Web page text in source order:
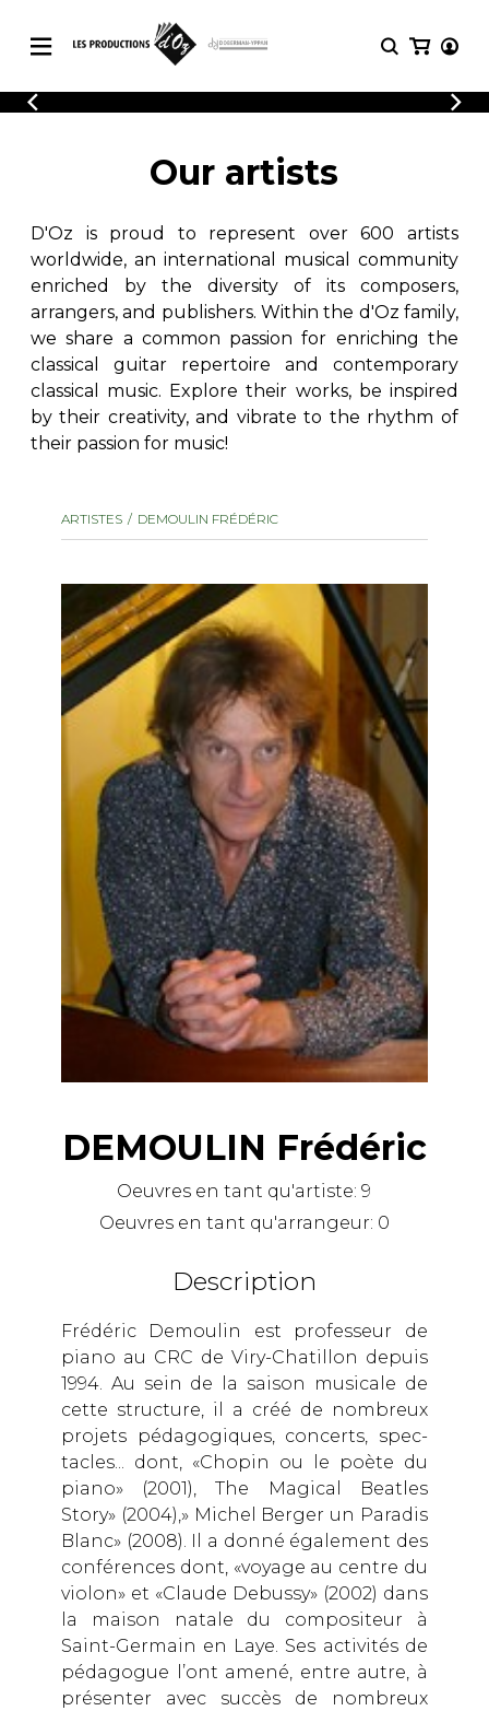
CATALOGUE
Explore our sheet music catalog, rich in
original works and quality arrangements.
SHEET MUSIC FOR GUITAR
SHEET MUSIC FOR OTHER
INSTRUMENTS
SHEET MUSIC FOR ENSEMBLE
OTHER PRODUCTS
LOGIN
REGISTER
Explore our sheet music catalog, rich
in original works and quality
arrangements.
Methods
Solo Guitar
2 Guitars
3 Guitars
4 Guitars
5 Guitars and More
Guitar Ensemble
Guitar Orchestra
with Guitar
Our artists
D'Oz is proud to represent over 600 artists
worldwide, an international musical community
enriched by the diversity of its composers,
arrangers, and publishers. Within the d'Oz family,
we share a common passion for enriching the
classical guitar repertoire and contemporary
classical music. Explore their works, be inspired
by their creativity, and vibrate to the rhythm of
their passion for music!
ARTISTES DEMOULIN FRÉDÉRIC
DEMOULIN Frédéric
Oeuvres en tant qu'artiste:9
Oeuvres en tant qu'arrangeur: 0
Description
Frédéric Demoulin est professeur de
piano au CRC de Viry-Chatillon depuis
1994. Au sein de la saison musicale de
cette structure, il a créé de nombreux
projets pédagogiques, concerts, spec-
tacles... dont, «Chopin ou le poète du
piano» (2001), The Magical Beatles
Story» (2004),» Michel Berger un Paradis
Blanc» (2008). Il a donné également des
conférences dont, «voyage au centre du
violon» et «Claude Debussy» (2002) dans
la maison natale du compositeur à
Saint-Germain en Laye. Ses activités de
pédagogue l’ont amené, entre autre, à
présenter avec succès de nombreux